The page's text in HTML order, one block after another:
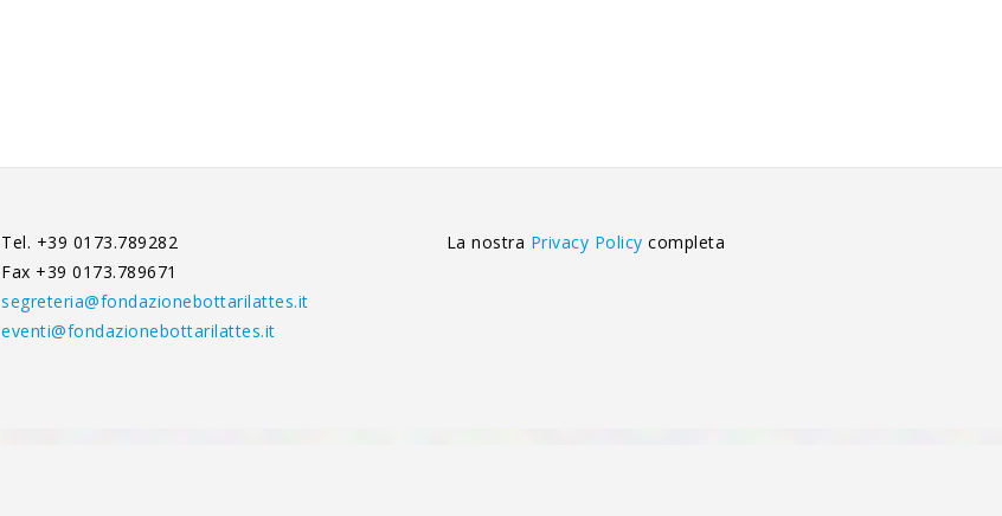
Tel. +39 0173.789282
Fax +39 0173.789671
segreteria@fondazionebottarilattes.it
eventi@fondazionebottarilattes.it
La nostra Privacy Policycompleta